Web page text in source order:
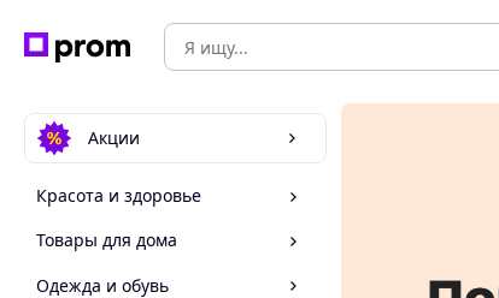
Акции
Красота и здоровье
Товары для дома
Одежда и обувь